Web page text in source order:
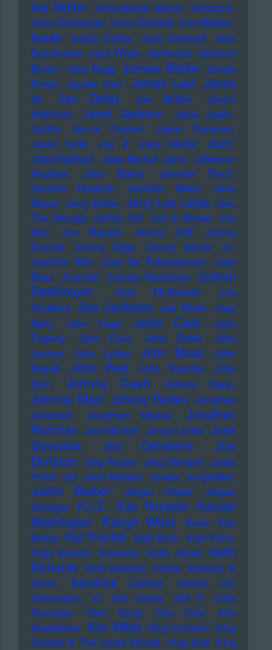
Ina Müller International Music Interzone
Irene Schweizer Irmin Schmidt Iron Maiden
Isaak Isaiah Collier Jack Antonoff Jack
DeJohnette Jack White Jackmate Jackson
Brown Jake Bugg James Blake James
Brown James Carr James Last Jamie
xx
Jan Delay Jan Müller
Jane's
Addiction
Janet Jackson
Janis Joplin
Jantra
Jarvis Cocker
Jason Donovan
Jason Lytle
Jay Z Jaye Muller
Jazz
Jazzmatazz Jean-Michel Jarre Jefferson
Airplane
Jello Biafra
Jennifer Finch
Jennifer Rostock
Jennifer Weist
Jens
Balzer Jerry Butler Jerry Lee Lewis Jeru
The Damaja Jethro Tull Jim E Brown Jim
Kerr
Jim Rakete Jimmy Cliff
Jimmy
Kimmel
Jimmy Page Jimmy Savile
JJ
Joachim Witt Joan As Policewoman Joan
Baez JoanJett Joanna Newsome Jochen
Distelmayer
Jock McDonald
Joe
Goddard Joe Jackson Joe Meek Joey
Kelly
John Cage John Cale
John
Fogerty
John Foxx John Grant
John
Lennon
John Lydon John Maus
John
Mayall
John Peel John Travolta
John
Zorn
Johnny Cash Johnny Depp
Johnny Marr Johnny Rotten Jonathan
Jeremiah
Jonathan Meese
Jonathan
Richman Joni Mitchell Jonzun Crew Jose
Gonzales
Joy Denalane
Joy
Division Jörg Fauser Jörg Stempel Judas
Priest Juli Julia Meladin Jumpa Jungstötter
Justin Bieber Jürgen Drews
Jürgen
Zeltinger
K.I.Z. Kae Tempest Kamasi
Washington
Kanye West Karat
Karl
Bartos Kat Frankie Kate Bush Kate Perry
Katja Ebstein
Kavinsky Keith Jarrett
Keith
Richards Kele Okereke Kelela Kemistry &
Storm
Kendrick Lamar
Kerstin Ott
Khruangbin
KI KId Creole KId P.
KIda
Ramadan
KIev Stingl KIm Deal
KIm
Kardashian KIm Wilde KIng Crimson KIng
Gizzard & The Lizard Wizard KIng Kurt KIng